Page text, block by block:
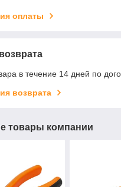
оплаты
в течение 14 дней по
возврата
товары компании